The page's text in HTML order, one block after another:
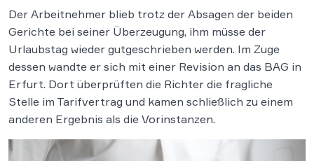
Der Arbeitnehmer blieb trotz der Absagen der beiden
Gerichte bei seiner Überzeugung, ihm müsse der
Urlaubstag wieder gutgeschrieben werden. Im Zuge
dessen wandte er sich mit einer Revision an das BAG in
Erfurt. Dort überprüften die Richter die fragliche
Stelle im Tarifvertrag und kamen schließlich zu einem
anderen Ergebnis als die Vorinstanzen.